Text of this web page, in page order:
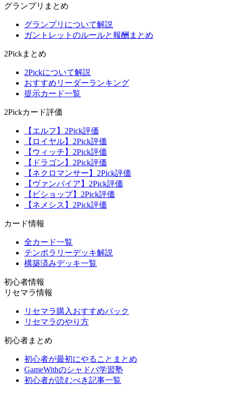
グランプリまとめ
グランプリについて解説
ガントレットのルールと報酬まとめ
2Pickまとめ
2Pickについて解説
おすすめリーダーランキング
提示カード一覧
2Pickカード評価
【エルフ】2Pick評価
【ロイヤル】2Pick評価
【ウィッチ】2Pick評価
【ドラゴン】2Pick評価
【ネクロマンサー】2Pick評価
【ヴァンパイア】2Pick評価
【ビショップ】2Pick評価
【ネメシス】2Pick評価
カード情報
全カード一覧
テンポラリーデッキ解説
構築済みデッキ一覧
初心者情報
リセマラ情報
リセマラ購入おすすめパック
リセマラのやり方
初心者まとめ
初心者が最初にやることまとめ
GameWithのシャドバ学習塾
初心者が読むべき記事一覧